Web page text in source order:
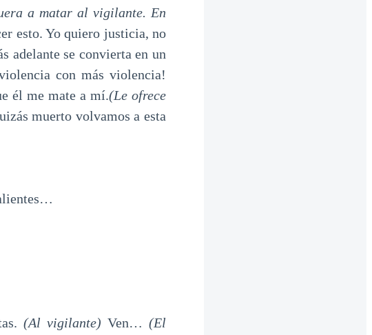
a matar al vigilante. En
esto. Yo quiero justicia, no
adelante se convierta en un
con más violencia!
él me mate a mí.(Le ofrece
muerto volvamos a esta
(Al vigilante)Ven… (El